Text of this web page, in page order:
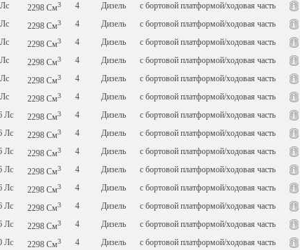
Лс 2298 См3 4 Дизель
c бортовой платформой/ходовая часть
Лс 2298 См3 4 Дизель
c бортовой платформой/ходовая часть
Лс 2298 См3 4 Дизель
c бортовой платформой/ходовая часть
Лс 2298 См3 4 Дизель
c бортовой платформой/ходовая часть
Лс 2298 См3 4 Дизель
c бортовой платформой/ходовая часть
Лс 2298 См3 4 Дизель
c бортовой платформой/ходовая часть
Лс 2298 См3 4 Дизель
c бортовой платформой/ходовая часть
Лс 2298 См3 4 Дизель
c бортовой платформой/ходовая часть
Лс 2298 См3 4 Дизель
c бортовой платформой/ходовая часть
Лс 2298 См3 4 Дизель
c бортовой платформой/ходовая часть
Лс 2298 См3 4 Дизель
c бортовой платформой/ходовая часть
Лс 2298 См3 4 Дизель
c бортовой платформой/ходовая часть
Лс 2298 См3 4 Дизель
c бортовой платформой/ходовая часть
Лс 2298 См3 4 Дизель
c бортовой платформой/ходовая часть